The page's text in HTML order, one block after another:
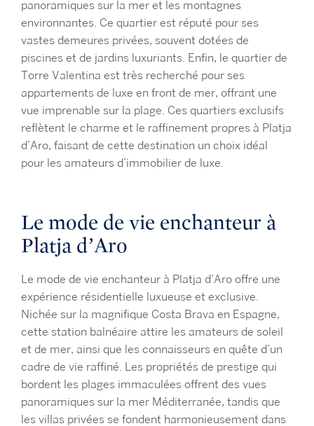
panoramiques sur la mer et les montagnes
environnantes. Ce quartier est réputé pour ses
vastes demeures privées, souvent dotées de
piscines et de jardins luxuriants. Enfin, le quartier de
Torre Valentina est très recherché pour ses
appartements de luxe en front de mer, offrant une
vue imprenable sur la plage. Ces quartiers exclusifs
reflètent le charme et le raffinement propres à Platja
d’Aro, faisant de cette destination un choix idéal
pour les amateurs d’immobilier de luxe.
Le mode de vie enchanteur à
Platja d’Aro
Le mode de vie enchanteur à Platja d’Aro offre une
expérience résidentielle luxueuse et exclusive.
Nichée sur la magnifique Costa Brava en Espagne,
cette station balnéaire attire les amateurs de soleil
et de mer, ainsi que les connaisseurs en quête d’un
cadre de vie raffiné. Les propriétés de prestige qui
bordent les plages immaculées offrent des vues
panoramiques sur la mer Méditerranée, tandis que
les villas privées se fondent harmonieusement dans